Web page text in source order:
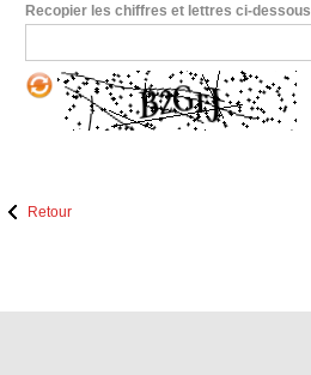
Recopier les chiffres et lettres ci-dessous
Retour